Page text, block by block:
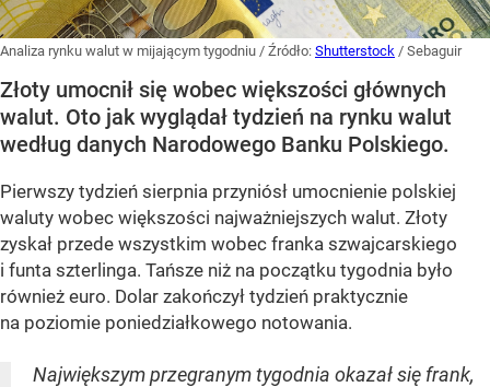
Analiza rynku walut w mijającym tygodniu / Źródło: Shutterstock / Sebaguir
Złoty umocnił się wobec większości głównych
walut. Oto jak wyglądał tydzień na rynku walut
według danych Narodowego Banku Polskiego.
Pierwszy tydzień sierpnia przyniósł umocnienie polskiej
waluty wobec większości najważniejszych walut. Złoty
zyskał przede wszystkim wobec franka szwajcarskiego
i funta szterlinga. Tańsze niż na początku tygodnia było
również euro. Dolar zakończył tydzień praktycznie
na poziomie poniedziałkowego notowania.
Największym przegranym tygodnia okazał się frank,